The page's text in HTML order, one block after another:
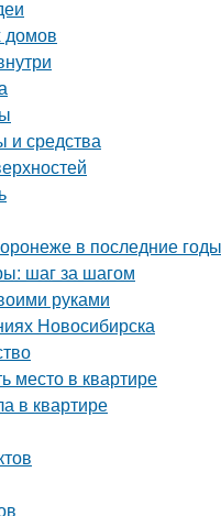
домов
и средства
в последние годы
шаг за шагом
руками
Новосибирска
место в квартире
в квартире